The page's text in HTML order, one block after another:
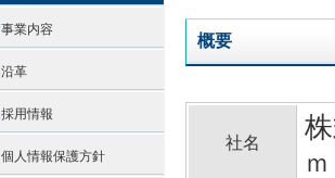
事業内容
沿革
採用情報
個人情報保護方針
概要
社名